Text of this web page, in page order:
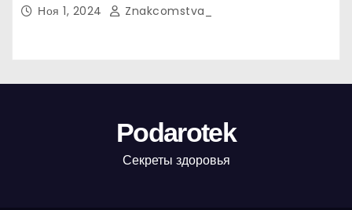
Ноя 1, 2024 Znakcomstva_
Podarotek
Секреты здоровья